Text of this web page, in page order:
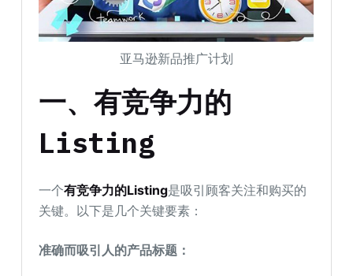
亚马逊新品推广计划
一、有竞争力的
Listing
一个有竞争力的Listing是吸引顾客关注和购买的
关键。以下是几个关键要素：
准确而吸引人的产品标题：